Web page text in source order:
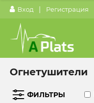
Вход | Регистрация
Огнетушители
ФИЛЬТРЫ